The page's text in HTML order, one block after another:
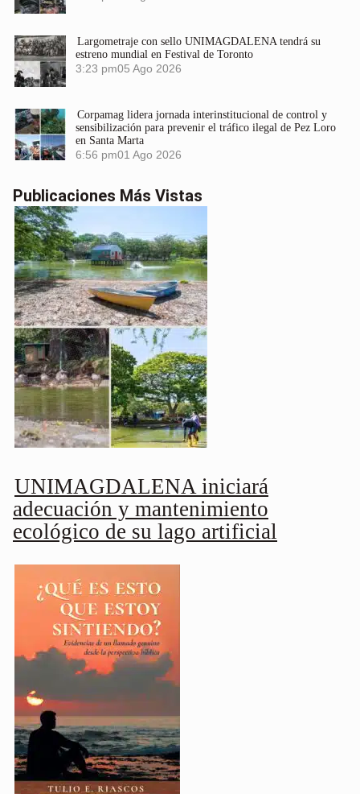
Largometraje con sello UNIMAGDALENA tendrá su
estreno mundial en Festival de Toronto
3:23 pm05 Ago 2026
Corpamag lidera jornada interinstitucional de control y
sensibilización para prevenir el tráfico ilegal de Pez Loro
en Santa Marta
6:56 pm01 Ago 2026
Publicaciones Más Vistas
UNIMAGDALENA iniciará
adecuación y mantenimiento
ecológico de su lago artificial